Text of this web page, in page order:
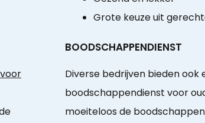
Grote keuze uit
BOODSCHAPPENDIENST
Diverse bedrijven bieden ook
boodschappendienst voor
moeiteloos de